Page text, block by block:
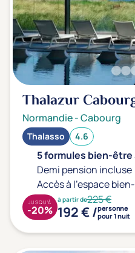
Thalazur
Normandie-Cabourg
Thalasso 4.6
5 formules bien-être
Demi pension incluse
Accès à l'espace
à partir de225 €
192 € /personne
pour 1 nuit
JUSQU'À
-20%